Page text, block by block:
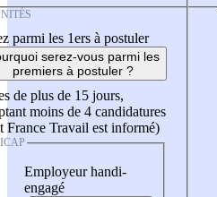
parmi les 1ers à postuler
serez-vous parmi les
premiers à postuler ?
de plus de 15 jours,
moins de 4 candidatures
France Travail est informé)
Employeur handi-
engagé